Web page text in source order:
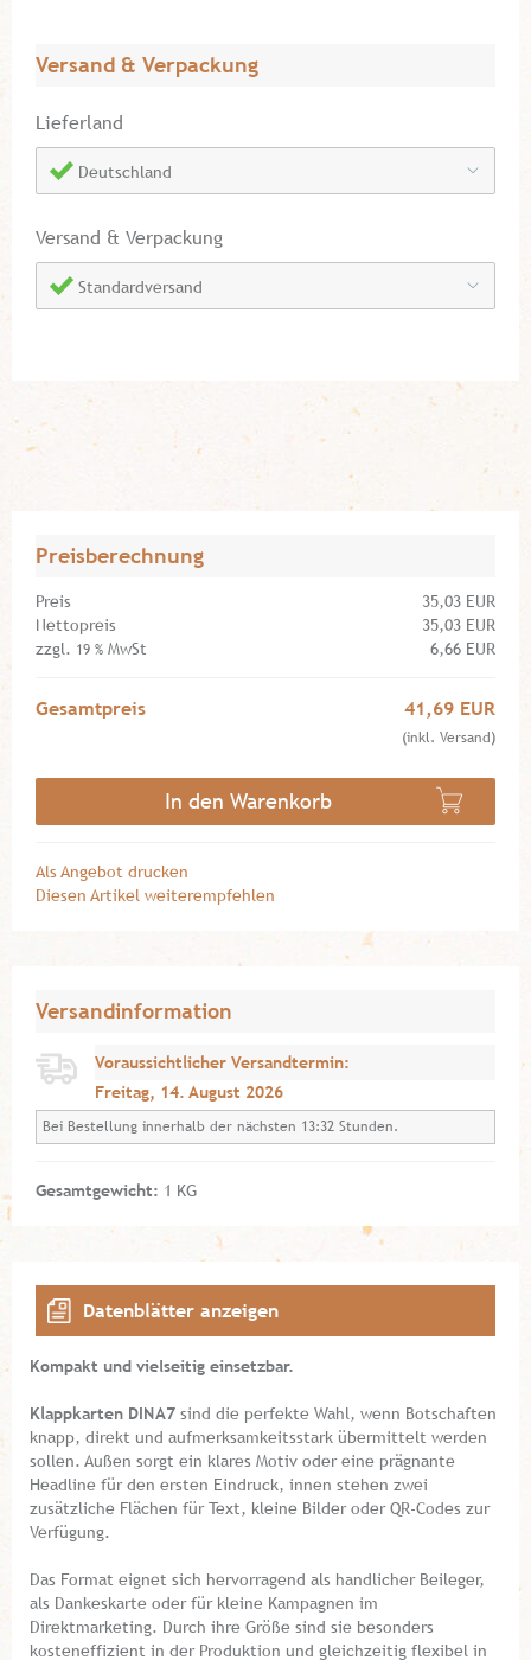
Versand & Verpackung
Lieferland
Deutschland
Versand & Verpackung
Standardversand
Preisberechnung
Preis
35,03 EUR
Nettopreis
35,03 EUR
zzgl. 19 % MwSt 6,66 EUR
Gesamtpreis 41,69 EUR
(inkl. Versand)
In den Warenkorb
Als Angebot drucken
Diesen Artikel weiterempfehlen
Versandinformation
Voraussichtlicher Versandtermin:
Freitag, 14. August 2026
Bei Bestellung innerhalb der nächsten 13:32 Stunden.
Gesamtgewicht: 1 KG
Datenblätter anzeigen
Kompakt und vielseitig einsetzbar.
Klappkarten DIN A7 sind die perfekte Wahl, wenn Botschaften
knapp, direkt und aufmerksamkeitsstark übermittelt werden
sollen. Außen sorgt ein klares Motiv oder eine prägnante
Headline für den ersten Eindruck, innen stehen zwei
zusätzliche Flächen für Text, kleine Bilder oder QR-Codes zur
Verfügung.
Das Format eignet sich hervorragend als handlicher Beileger,
als Dankeskarte oder für kleine Kampagnen im
Direktmarketing. Durch ihre Größe sind sie besonders
kosteneffizient in der Produktion und gleichzeitig flexibel in